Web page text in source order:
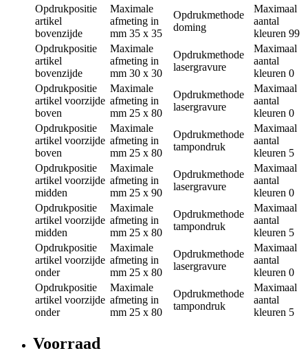
Opdrukpositie
artikel
bovenzijde
Maximale
afmeting in
mm 35 x 35
Opdrukmethode
doming
Maximaal
aantal
kleuren 99
Opdrukpositie
artikel
bovenzijde
Maximale
afmeting in
mm 30 x 30
Opdrukmethode
lasergravure
Maximaal
aantal
kleuren 0
Opdrukpositie
artikel voorzijde
boven
Maximale
afmeting in
mm 25 x 80
Opdrukmethode
lasergravure
Maximaal
aantal
kleuren 0
Opdrukpositie
artikel voorzijde
boven
Maximale
afmeting in
mm 25 x 80
Opdrukmethode
tampondruk
Maximaal
aantal
kleuren 5
Opdrukpositie
artikel voorzijde
midden
Maximale
afmeting in
mm 25 x 90
Opdrukmethode
lasergravure
Maximaal
aantal
kleuren 0
Opdrukpositie
artikel voorzijde
midden
Maximale
afmeting in
mm 25 x 80
Opdrukmethode
tampondruk
Maximaal
aantal
kleuren 5
Opdrukpositie
artikel voorzijde
onder
Maximale
afmeting in
mm 25 x 80
Opdrukmethode
lasergravure
Maximaal
aantal
kleuren 0
Opdrukpositie
artikel voorzijde
onder
Maximale
afmeting in
mm 25 x 80
Opdrukmethode
tampondruk
Maximaal
aantal
kleuren 5
Voorraad